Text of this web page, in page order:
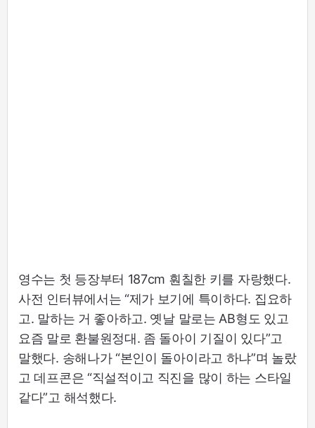
영수는 첫 등장부터 187cm 훤칠한 키를 자랑했다.
사전 인터뷰에서는 “제가 보기에 특이하다. 집요하
고. 말하는 거 좋아하고. 옛날 말로는 AB형도 있고
요즘 말로 환불원정대. 좀 돌아이 기질이 있다”고
말했다. 송해나가 “본인이 돌아이라고 하냐”며 놀랐
고 데프콘은 “직설적이고 직진을 많이 하는 스타일
같다”고 해석했다.